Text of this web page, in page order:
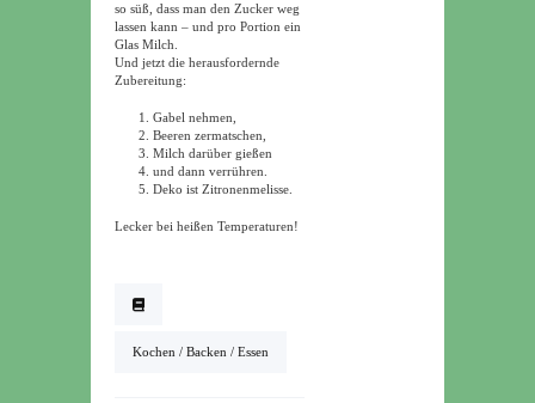
so süß, dass man den Zucker weg
lassen kann – und pro Portion ein
Glas Milch.
Und jetzt die herausfordernde
Zubereitung:
Gabel nehmen,
Beeren zermatschen,
Milch darüber gießen
und dann verrühren.
Deko ist Zitronenmelisse.
Lecker bei heißen Temperaturen!
Kochen / Backen / Essen